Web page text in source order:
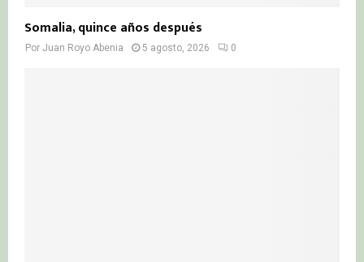
Somalia, quince años después
Por Juan Royo Abenia 5 agosto, 2026 0